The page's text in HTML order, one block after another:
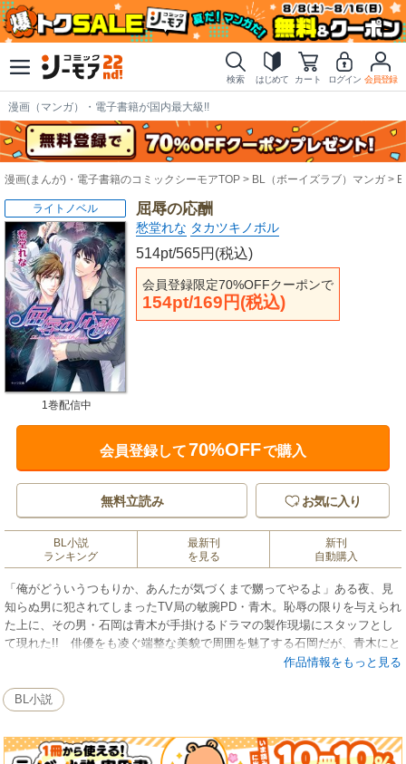
検索 はじめて カート ログイン 会員登録
漫画（マンガ）・電子書籍が国内最大級!!
漫画(まんが)・電子書籍のコミックシーモアTOP BL（ボーイズラブ）マンガ
屈辱の応酬
愁堂れな タカツキノボル
514pt/565円(税込)
会員登録限定70%OFFクーポンで
154pt/169円(税込)
ライトノベル
1巻配信中
会員登録して70%OFFで購入
無料立読み お気に入り
BL小説
ランキング
最新刊
を見る
新刊
自動購入
「俺がどういうつもりか、あんたが気づくまで嬲ってやるよ」ある夜、見
知らぬ男に犯されてしまったTV局の敏腕PD・青木。恥辱の限りを与えられ
た上に、その男・石岡は青木が手掛けるドラマの製作現場にスタッフとし
て現れた!! 俳優をも凌ぐ端整な美貌で周囲を魅了する石岡だが、青木にと
ってそれは陵辱の日々のはじまりで……!? 非情を自負する男が堕ちた罠
されていません。
作品情報をもっと見る
BL小説